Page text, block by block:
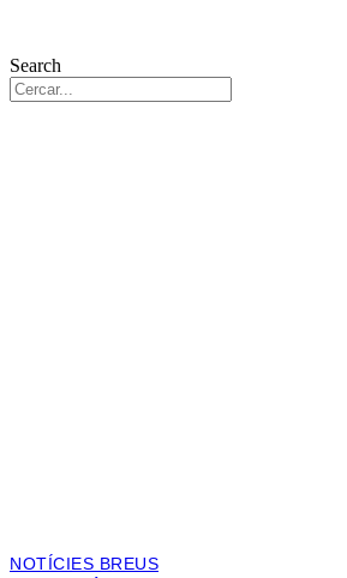
Search
NOTÍCIES BREUS